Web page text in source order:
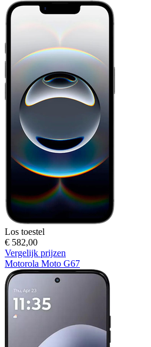
Los toestel
€ 582,00
Vergelijk prijzen
Motorola Moto G67